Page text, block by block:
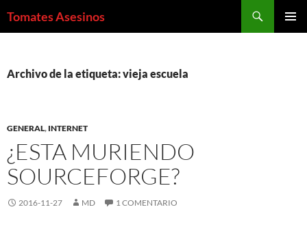
Tomates Asesinos
Archivo de la etiqueta: vieja escuela
GENERAL, INTERNET
¿ESTA MURIENDO
SOURCEFORGE?
2016-11-27 MD 1 COMENTARIO